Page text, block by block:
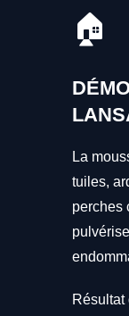
🏠
La
tuiles,
perches
Résultat